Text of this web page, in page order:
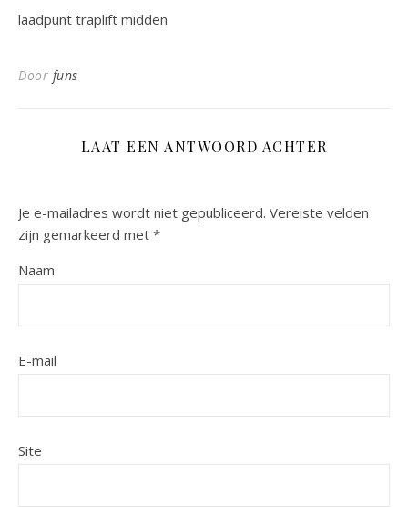
laadpunt traplift midden
Door funs
LAAT EEN ANTWOORD ACHTER
Je e-mailadres wordt niet gepubliceerd. Vereiste velden
zijn gemarkeerd met *
Naam
E-mail
Site